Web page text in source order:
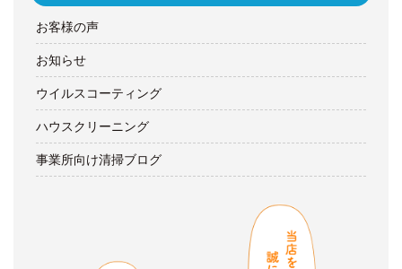
お客様の声
お知らせ
ウイルスコーティング
ハウスクリーニング
事業所向け清掃ブログ